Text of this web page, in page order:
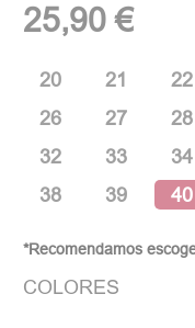
25,90 €
20 21 22
26
27 28
32
33 34
38
39 40
*Recomendamos
COLORES